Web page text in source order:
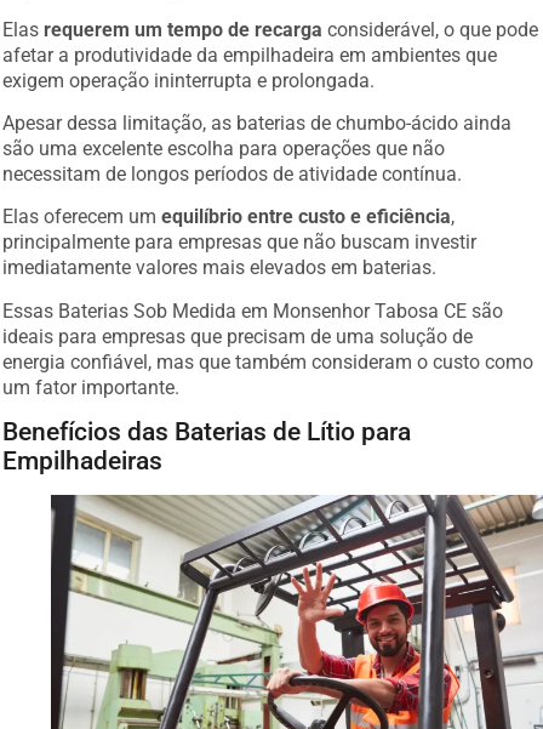
Elas requerem um tempo de recarga considerável, o que pode
afetar a produtividade da empilhadeira em ambientes que
exigem operação ininterrupta e prolongada.
Apesar dessa limitação, as baterias de chumbo-ácido ainda
são uma excelente escolha para operações que não
necessitam de longos períodos de atividade contínua.
Elas oferecem umequilíbrio entre custo e eficiência,
principalmente para empresas que não buscam investir
imediatamente valores mais elevados em baterias.
Essas Baterias Sob Medida em Monsenhor Tabosa CE são
ideais para empresas que precisam de uma solução de
energia confiável, mas que também consideram o custo como
um fator importante.
Benefícios das Baterias de Lítio para
Empilhadeiras